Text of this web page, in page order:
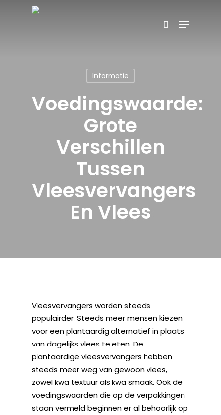
Zoekensearch
Menu
Informatie
Voedingswaarde:
Grote
Verschillen
Tussen
Vleesvervangers
En Vlees
Vleesvervangers worden steeds
populairder. Steeds meer mensen kiezen
voor een plantaardig alternatief in plaats
van dagelijks vlees te eten. De
plantaardige vleesvervangers hebben
steeds meer weg van gewoon vlees,
zowel kwa textuur als kwa smaak. Ook de
voedingswaarden die op de verpakkingen
staan vermeld beginnen er al behoorlijk op